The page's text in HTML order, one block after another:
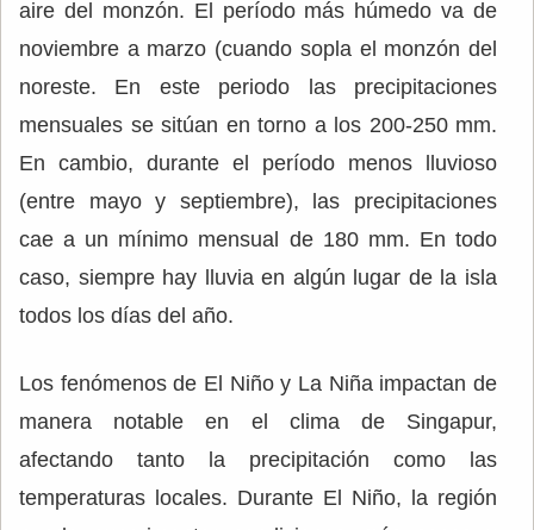
aire del monzón. El período más húmedo va de
noviembre a marzo (cuando sopla el monzón del
noreste. En este periodo las precipitaciones
mensuales se sitúan en torno a los 200-250 mm.
En cambio, durante el período menos lluvioso
(entre mayo y septiembre), las precipitaciones
cae a un mínimo mensual de 180 mm. En todo
caso, siempre hay lluvia en algún lugar de la isla
todos los días del año.
Los fenómenos de El Niño y La Niña impactan de
manera notable en el clima de Singapur,
afectando tanto la precipitación como las
temperaturas locales. Durante El Niño, la región